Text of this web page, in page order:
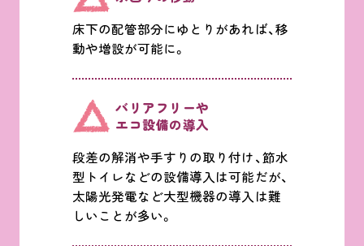
床下の配管部分にゆとりがあれば、移
動や増設が可能に。
バリアフリーや
エコ設備の導入
段差の解消や手すりの取り付け、節水
型トイレなどの設備導入は可能だが、
太陽光発電など大型機器の導入は難
しいことが多い。